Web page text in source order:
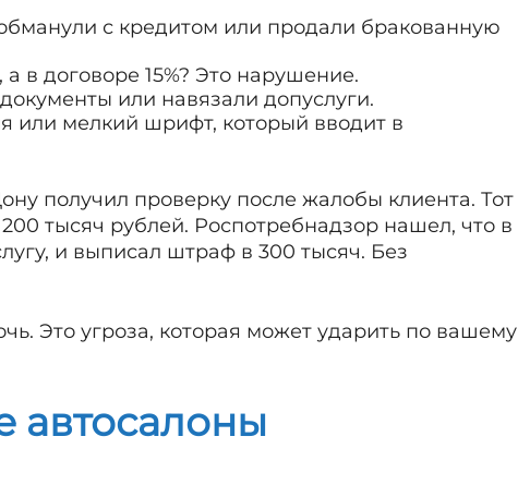
обманули с кредитом или продали бракованную
в договоре 15%? Это нарушение.
или навязали допуслуги.
или мелкий шрифт, который вводит в
получил проверку после жалобы клиента. Тот
тысяч рублей. Роспотребнадзор нашел, что в
и выписал штраф в 300 тысяч. Без
Это угроза, которая может ударить по вашему
автосалоны